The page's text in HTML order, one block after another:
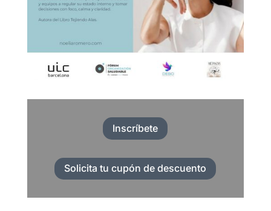
Inscríbete
Solicita tu cupón de descuento